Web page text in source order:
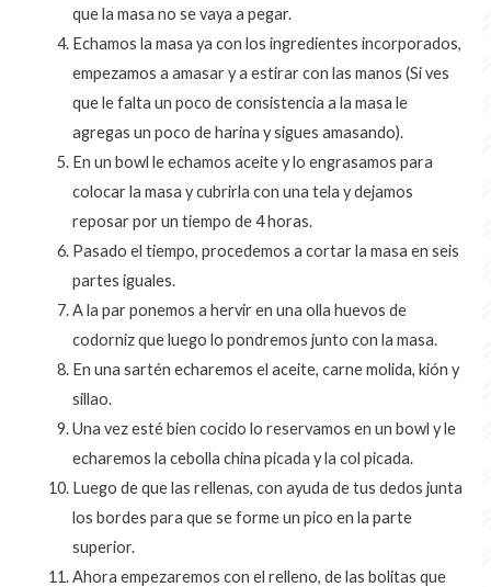
que la masa no se vaya a pegar.
Echamos la masa ya con los ingredientes incorporados,
empezamos a amasar y a estirar con las manos (Si ves
que le falta un poco de consistencia a la masa le
agregas un poco de harina y sigues amasando).
En un bowl le echamos aceite y lo engrasamos para
colocar la masa y cubrirla con una tela y dejamos
reposar por un tiempo de 4 horas.
Pasado el tiempo, procedemos a cortar la masa en seis
partes iguales.
A la par ponemos a hervir en una olla huevos de
codorniz que luego lo pondremos junto con la masa.
En una sartén echaremos el aceite, carne molida, kión y
sillao.
Una vez esté bien cocido lo reservamos en un bowl y le
echaremos la cebolla china picada y la col picada.
Luego de que las rellenas, con ayuda de tus dedos junta
los bordes para que se forme un pico en la parte
superior.
Ahora empezaremos con el relleno, de las bolitas que